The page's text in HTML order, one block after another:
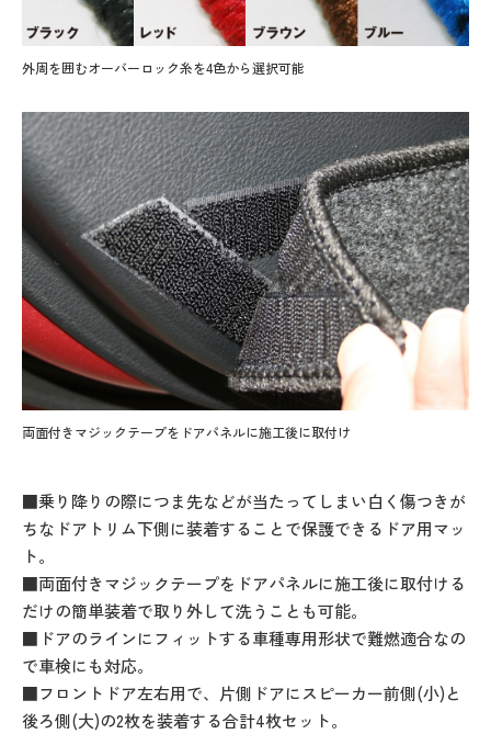
外周を囲むオーバーロック糸を4色から選択可能
両面付きマジックテープをドアパネルに施工後に取付け
■乗り降りの際につま先などが当たってしまい白く傷つきが
ちなドアトリム下側に装着することで保護できるドア用マッ
ト。
■両面付きマジックテープをドアパネルに施工後に取付ける
だけの簡単装着で取り外して洗うことも可能。
■ドアのラインにフィットする車種専用形状で難燃適合なの
で車検にも対応。
■フロントドア左右用で、片側ドアにスピーカー前側(小)と
後ろ側(大)の2枚を装着する合計4枚セット。